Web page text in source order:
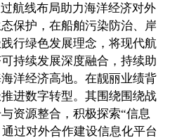
航线布局助力海洋经济对外
保护，在船舶污染防治、岸
行绿色发展理念，将现代航
持续发展深度融合，持续助
洋经济高地。在靓丽业绩背
进数字转型。其围绕围绕战
资源整合，积极探索“信息
过对外合作建设信息化平台